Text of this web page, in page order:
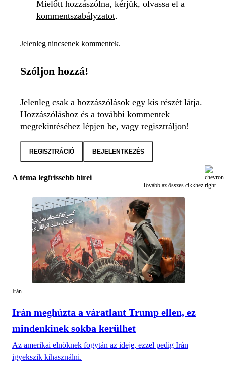
Mielőtt hozzászólna, kérjük, olvassa el a
kommentszabályzatot.
Jelenleg nincsenek kommentek.
Szóljon hozzá!
Jelenleg csak a hozzászólások egy kis részét látja.
Hozzászóláshoz és a további kommentek
megtekintéséhez lépjen be, vagy regisztráljon!
REGISZTRÁCIÓ BEJELENTKEZÉS
A téma legfrissebb hírei
Tovább az összes cikkhez
Irán
Irán meghúzta a váratlant Trump ellen, ez
mindenkinek sokba kerülhet
Az amerikai elnöknek fogytán az ideje, ezzel pedig Irán
igyekszik kihasználni.